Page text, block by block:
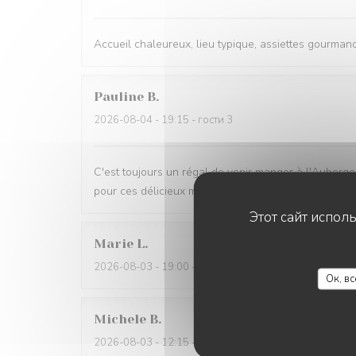
Этот сайт
Ок,
Accueil chaleureux, lieu typique, assiettes
Pauline B
2026-08-04 - 19:15 - гости 3
C'est toujours un régal de venir manger à
pour ces délicieux moments !
Marie L
2026-08-03 - 19:00 - гости 3
Michele B
2026-08-03 - 12:15 - гости 4